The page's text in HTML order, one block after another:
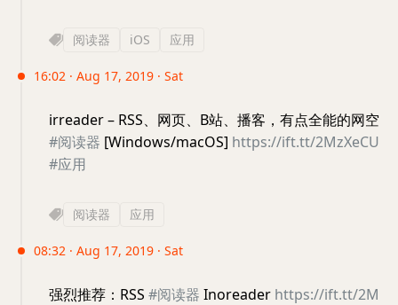
阅读器 iOS 应用
16:02 · Aug 17, 2019 · Sat
irreader – RSS、网页、B站、播客，有点全能的网空
#阅读器 [Windows/macOS] https://ift.tt/2MzXeCU
#应用
阅读器 应用
08:32 · Aug 17, 2019 · Sat
强烈推荐：RSS #阅读器 Inoreader https://ift.tt/2M